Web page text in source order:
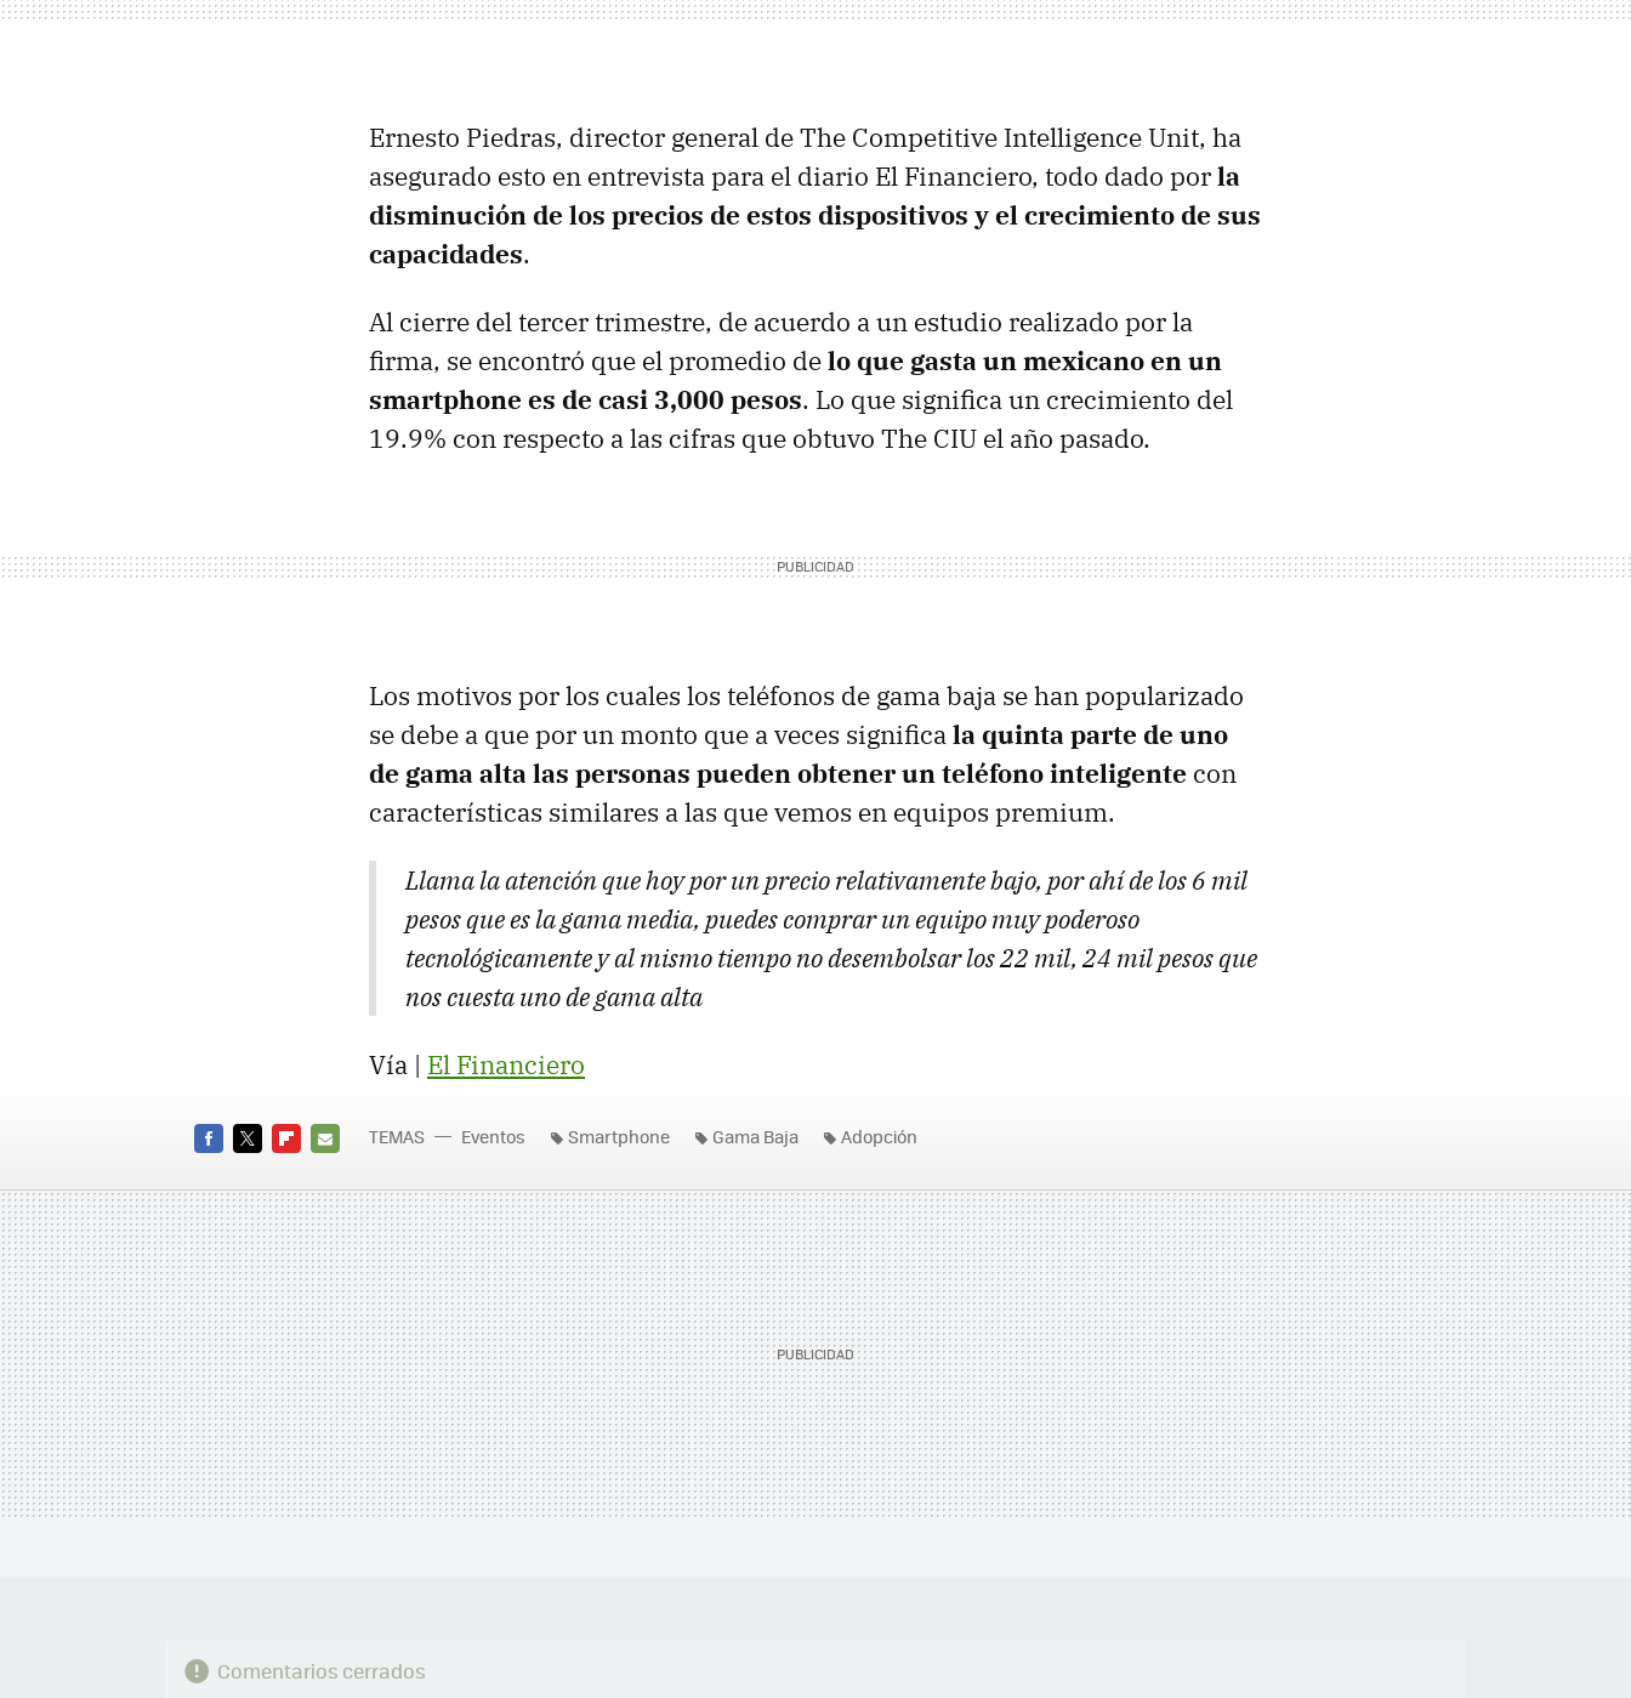
Ernesto Piedras, director general de The Competitive Intelligence Unit, ha
asegurado esto en entrevista para el diario El Financiero, todo dado porla
disminución de los precios de estos dispositivos y el crecimiento de sus
capacidades.
Al cierre del tercer trimestre, de acuerdo a un estudio realizado por la
firma, se encontró que el promedio delo que gasta un mexicano en un
smartphone es de casi 3,000 pesos. Lo que significa un crecimiento del
19.9% con respecto a las cifras que obtuvo The CIU el año pasado.
Los motivos por los cuales los teléfonos de gama baja se han popularizado
se debe a que por un monto que a veces significala quinta parte de uno
de gama alta las personas pueden obtener un teléfono inteligente con
características similares a las que vemos en equipos premium.
Llama la atención que hoy por un precio relativamente bajo, por ahí de los 6 mil
pesos que es la gama media, puedes comprar un equipo muy poderoso
tecnológicamente y al mismo tiempo no desembolsar los 22 mil, 24 mil pesos que
nos cuesta uno de gama alta
Vía | El Financiero
MAIL
TEMAS Eventos Smartphone Gama Baja Adopción
Comentarios cerrados